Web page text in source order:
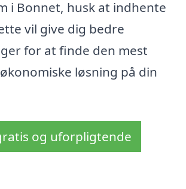
i Bonnet, husk at indhente
vil give dig bedre
for at finde den mest
løsning på din
og uforpligtende